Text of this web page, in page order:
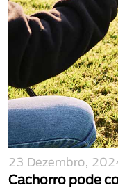
23 Dezembro,
Cachorro pode